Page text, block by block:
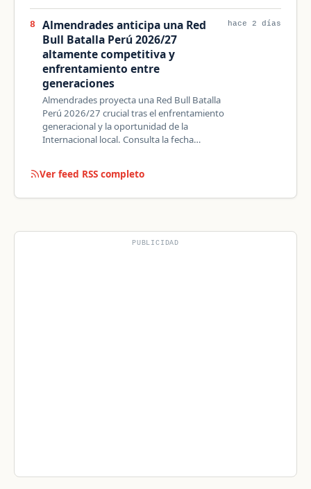
8
Almendrades anticipa una Red
Bull Batalla Perú 2026/27
altamente competitiva y
enfrentamiento entre
generaciones
Almendrades proyecta una Red Bull Batalla
Perú 2026/27 crucial tras el enfrentamiento
generacional y la oportunidad de la
Internacional local. Consulta la fecha…
hace 2 días
Ver feed RSS completo
PUBLICIDAD